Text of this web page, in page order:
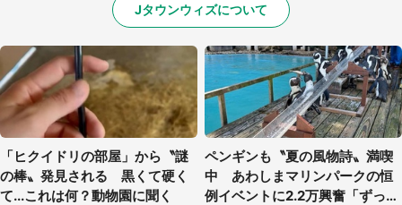
Jタウンウィズについて
「ヒクイドリの部屋」から〝謎
の棒〟発見される 黒くて硬く
て...これは何？動物園に聞く
ペンギンも〝夏の風物詩〟満喫
中 あわしまマリンパークの恒
例イベントに2.2万興奮「ずっと